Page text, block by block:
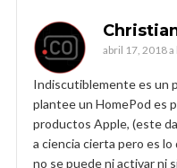
abril 17, 2018 a
Indiscutiblemente es un
plantee un HomePod es
productos Apple, (este
a ciencia cierta pero es
no se puede ni activar ni